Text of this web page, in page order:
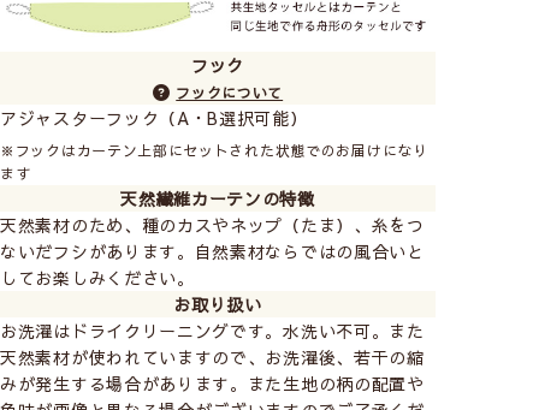
フック
フックについて
アジャスターフック（A・B選択可能）
※フックはカーテン上部にセットされた状態でのお届けになり
ます
天然繊維カーテンの特徴
天然素材のため、種のカスやネップ（たま）、糸をつ
ないだフシがあります。自然素材ならではの風合いと
してお楽しみください。
お取り扱い
お洗濯はドライクリーニングです。水洗い不可。また
天然素材が使われていますので、お洗濯後、若干の縮
みが発生する場合があります。また生地の柄の配置や